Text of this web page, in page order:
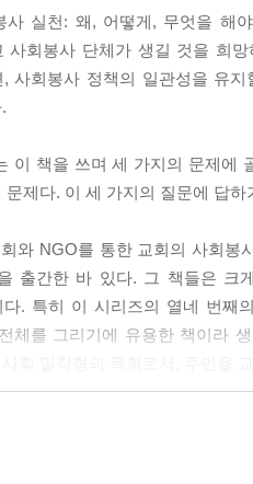
, 윤리적 반성 157
실천 158
160
법론에 대한 정리 165
론 적용의 한 사례: IMF시대의 사
, 윤리적 반성 171
, 사회적 실천 172
경제체제 모색 178
자원봉사가 필요한 기관이나 복
사 실천: 왜, 어떻게, 무엇을
사회봉사 단체가 생길 것을 희
, 사회봉사 정책의 일관성을 유
이 책을 쓰며 세 가지의 문제에
문제다. 이 세 가지의 질문에 답
와 NGO를 통한 교회의 사회봉
출간한 바 있다. 그 책들은 크
다. 특히 이 시리즈의 열네 번째
체를 그리기에 유용한 책이라
으로 마을목회의 이론을 재구성